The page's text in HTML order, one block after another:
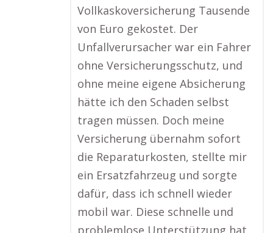
Vollkaskoversicherung Tausende
von Euro gekostet. Der
Unfallverursacher war ein Fahrer
ohne Versicherungsschutz, und
ohne meine eigene Absicherung
hätte ich den Schaden selbst
tragen müssen. Doch meine
Versicherung übernahm sofort
die Reparaturkosten, stellte mir
ein Ersatzfahrzeug und sorgte
dafür, dass ich schnell wieder
mobil war. Diese schnelle und
problemlose Unterstützung hat